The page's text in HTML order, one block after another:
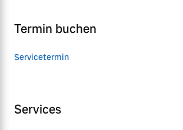
Termin buchen
Servicetermin
Services